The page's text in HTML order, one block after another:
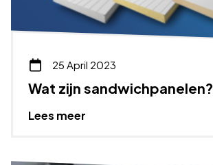
25 April 2023
Wat zijn sandwichpanelen?
Lees meer